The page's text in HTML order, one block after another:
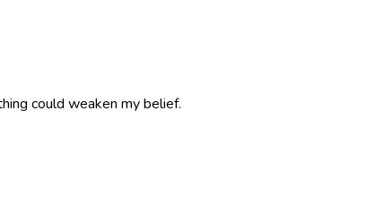
could weaken my belief.